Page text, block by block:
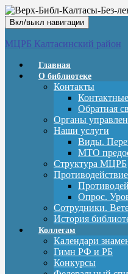
Вкл/выкл навигации
МЦРБ Калтасинский район
Главная
О библиотеке
Контакты
Обратная
Органы
Наши услуги
Виды.
МТО
Структура МЦРБ
Опрос.
Сотрудники.
История
Коллегам
Календари
Гимн РФ и РБ
Конкурсы